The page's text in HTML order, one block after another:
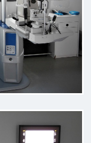
eccellente